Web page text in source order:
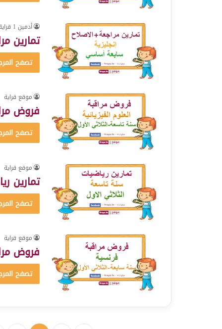
أدمين 1 قراية
تمارين
تصفح
موقع قراية
فروض
تصفح
موقع قراية
تمارين
تصفح
موقع قراية
فروض
تصفح